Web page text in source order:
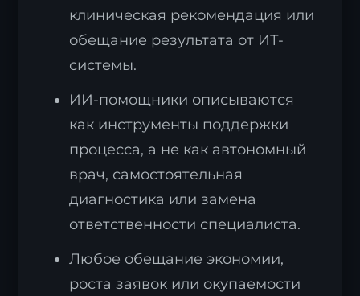
клиническая рекомендация или
обещание результата от ИТ-
системы.
ИИ-помощники описываются
как инструменты поддержки
процесса, а не как автономный
врач, самостоятельная
диагностика или замена
ответственности специалиста.
Любое обещание экономии,
роста заявок или окупаемости